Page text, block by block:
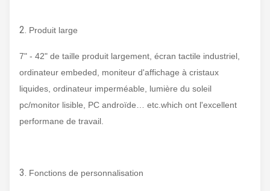
2. Produit large
7" - 42" de taille produit largement, écran tactile industriel,
ordinateur embeded, moniteur d'affichage à cristaux
liquides, ordinateur imperméable, lumière du soleil
pc/monitor lisible, PC androïde… etc.which ont l'excellent
performane de travail.
3. Fonctions de personnalisation